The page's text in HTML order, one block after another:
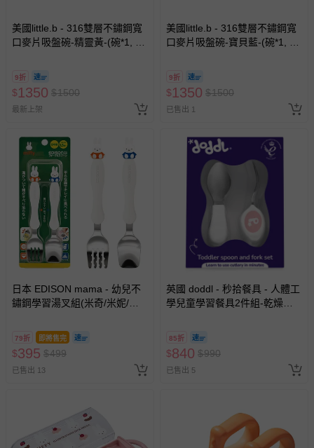
美國little.b - 316雙層不鏽鋼寬
口麥片吸盤碗-精靈黃-(碗*1, 吸
9折
$1350 $1500
最新上架
美國little.b - 316雙層不鏽鋼寬
口麥片吸盤碗-寶貝藍-(碗*1, 吸
9折
$1350 $1500
已售出 1
日本 EDISON mama - 幼兒不
鏽鋼學習湯叉組(米奇/米妮/米
79折 即將售完
$395 $499
已售出 13
英國 doddl - 秒拾餐具 - 人體工
學兒童學習餐具2件組-乾燥玫
85折
$840 $990
已售出 5